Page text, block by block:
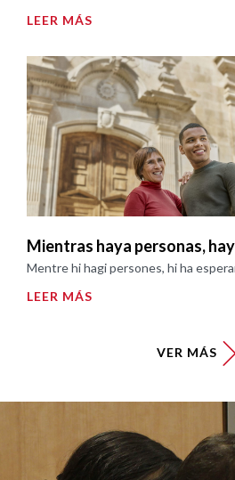
LEER MÁS
Mientras haya personas,
Mentre hi hagi persones, hi ha
LEER MÁS
VER MÁS